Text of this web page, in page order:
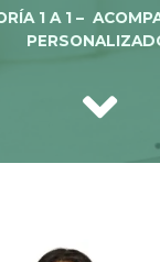
1 A 1 –